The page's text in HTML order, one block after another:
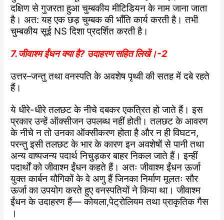
दक्षिण से गुजरता हुआ चुम्बकीय मीटिडियन के नाम जाना जाता
है। अत: यह एक छड़ चुम्बक की भाँति कार्य करती है। तभी
चुम्बकीय सूई NS दिशा प्रदर्शित करती है।
7.जीवाश्म ईंधन क्या है? उदाहरण सहित लिखें।-2
उत्तर–जन्तु तथा वनस्पति के अवशेष पृथ्वी की सतह में दबे रहते
हैं।
ये धीरे-धीरे तलछट के नीचे दबकर एकत्रित हो जाते हैं। इस
प्रकार उन्हें ऑक्सीजन उपलब्ध नहीं होती। तलछट के आवरण
के नीचे न तो उनका ऑक्सीकरण होता है और न ही विघटन,
परन्तु इसी तलछट के भार के कारण इन अवशेषों से पानी तथा
अन्य वाष्पजन्य पदार्थ निचुड़कर बाहर निकल जाते हैं। इन्हीं
पदार्थों को जीवाश्म ईंधन कहते हैं। अतः जीवाश्म ईंधन ऊर्जा
युक्त कार्बन यौगिकों के वे अणु हैं जिनका निर्माण मूलतः सौर
ऊर्जा का उपयोग करते हुए वनस्पतियों ने किया था। जीवाश्म
ईंधन के उदाहरण हैं— कोयला,पेट्रोलियम तथा प्राकृतिक गैस
।